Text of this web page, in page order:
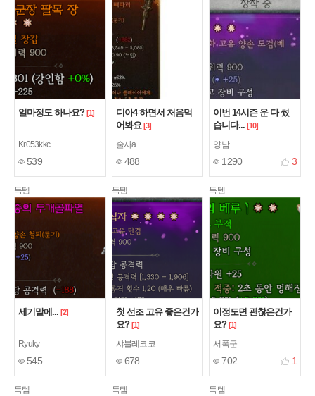
얼마정도 하나요? [1]
Kr053kkc
539
디아4 하면서 처음먹
어봐요 [3]
술사a
488
이번 14시즌 운 다 썼
습니다... [10]
양남
1290 3
득템
세기말에... [2]
Ryuky
545
득템
첫 선조 고유 좋은건가
요? [1]
샤블레코코
678
득템
이정도면 괜찮은건가
요? [1]
서폭군
702 1
득템 득템 득템